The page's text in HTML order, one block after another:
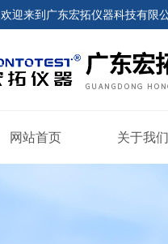
欢迎来到 广东宏拓仪器科技有限
网站首页 关于我们